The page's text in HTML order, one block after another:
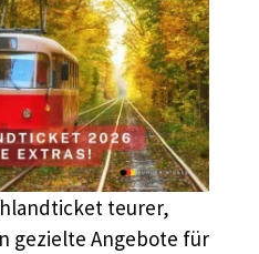
teurer,
gezielte Angebote für